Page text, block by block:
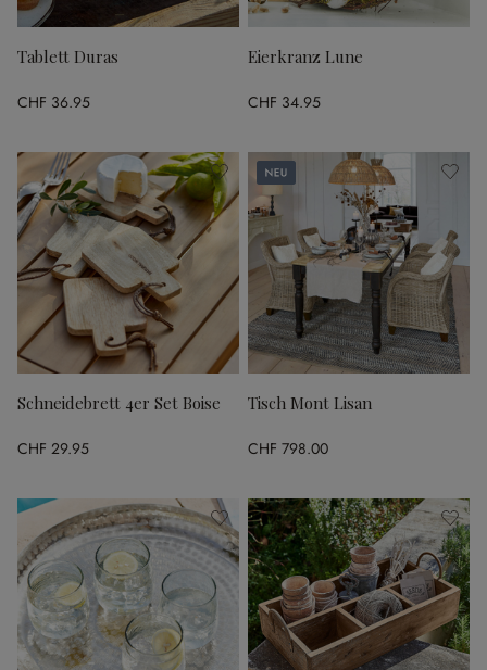
Tablett Duras
CHF 36.95
Eierkranz Lune
CHF 34.95
Schneidebrett 4er Set Boise
CHF 29.95
Neu
Tisch Mont Lisan
CHF 798.00